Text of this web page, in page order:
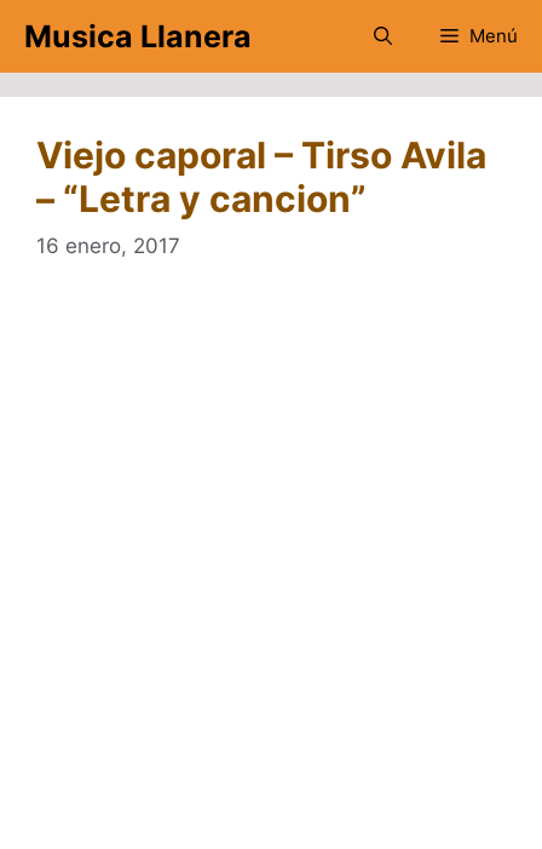
contenido
Musica Llanera Menú
Viejo caporal – Tirso Avila
– “Letra y cancion”
16 enero, 2017